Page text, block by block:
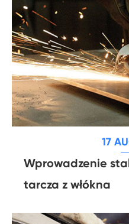
17
Wprowadzenie
tarcza z włókna